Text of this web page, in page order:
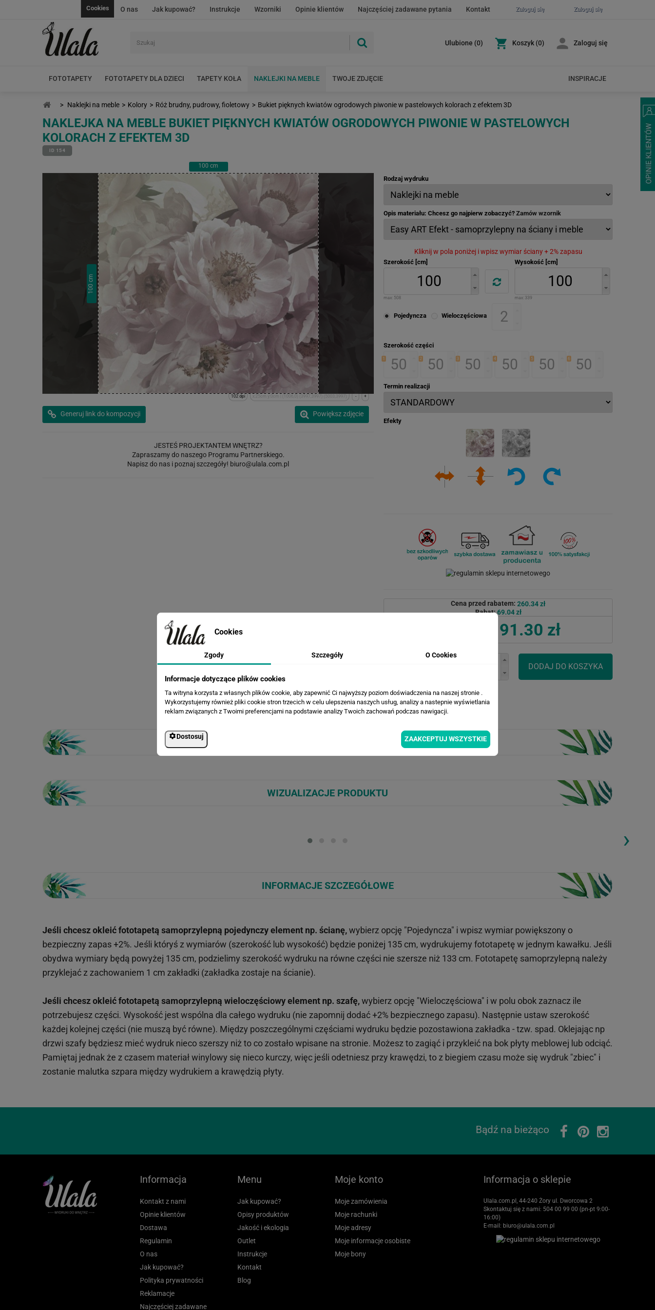
Zaloguj się
Zaloguj się
O nas Jak kupować? Instrukcje Wzorniki Opinie klientów Najczęściej zadawane pytania Kontakt
Cookies
Ulubione (0) Koszyk (0) Zaloguj się
FOTOTAPETY FOTOTAPETY DLA DZIECI TAPETY KOŁA NAKLEJKI NA MEBLE TWOJE ZDJĘCIE INSPIRACJE
> Naklejki na meble > Kolory > Róż brudny, pudrowy, fioletowy > Bukiet pięknych kwiatów ogrodowych piwonie w pastelowych kolorach z efektem 3D
NAKLEJKA NA MEBLE BUKIET PIĘKNYCH KWIATÓW OGRODOWYCH PIWONIE W PASTELOWYCH
KOLORACH Z EFEKTEM 3D
ID 154
100 cm
100
cm
+
-
x:25cm y:0cm | (1006,0) (3997,3997) (5003,3997)
102 dpi
Powiększ zdjęcie
Generuj link do kompozycji
JESTEŚ PROJEKTANTEM WNĘTRZ?
Zapraszamy do naszego Programu Partnerskiego.
Napisz do nas i poznaj szczegóły! biuro@ulala.com.pl
Rodzaj wydruku
Opis materiału: Chcesz go najpierw zobaczyć? Zamów wzornik
Kliknij w pola poniżej i wpisz wymiar ściany + 2% zapasu
Szerokość [cm]
max: 508
Wysokość [cm]
max: 339
Pojedyncza Wieloczęściowa
Szerokość części
1 2 3 4 5 6
Termin realizacji
Efekty
Cena przed rabatem: 260.34 zł
Rabat:69.04 zł
191.30 zł
WIZUALIZACJE PRODUKTU
Loading...
›
INFORMACJE SZCZEGÓŁOWE
Jeśli chcesz okleić fototapetą samoprzylepną pojedynczy element np. ścianę,wybierz opcję "Pojedyncza" i wpisz wymiar powiększony o
bezpieczny zapas +2%. Jeśli któryś z wymiarów (szerokość lub wysokość) będzie poniżej 135 cm, wydrukujemy fototapetę w jednym kawałku. Jeśli
obydwa wymiary będą powyżej 135 cm, podzielimy szerokość wydruku na równe części nie szersze niż 133 cm. Fototapetę samoprzylepną należy
przyklejać z zachowaniem 1 cm zakładki (zakładka zostaje na ścianie).
Jeśli chcesz okleić fototapetą samoprzylepną wieloczęściowy element np. szafę,wybierz opcję "Wieloczęściowa" i w polu obok zaznacz ile
potrzebujesz części. Wysokość jest wspólna dla całego wydruku (nie zapomnij dodać +2% bezpiecznego zapasu). Następnie ustaw szerokość
każdej kolejnej części (nie muszą być równe). Między poszczególnymi częściami wydruku będzie pozostawiona zakładka - tzw. spad. Oklejając np
drzwi szafy będziesz mieć wydruk nieco szerszy niż to co zostało wpisane na stronie. Możesz to zagiąć i przykleić na bok płyty meblowej lub odciąć.
Pamiętaj jednak że z czasem materiał winylowy się nieco kurczy, więc jeśli odetniesz przy krawędzi, to z biegiem czasu może się wydruk "zbiec" i
zostanie malutka szpara między wydrukiem a krawędzią płyty.
Bądź na bieżąco
Informacja
Kontakt z nami
Opinie klientów
Dostawa
Regulamin
O nas
Jak kupować?
Polityka prywatności
Reklamacje
Najczęściej zadawane
Menu
Jak kupować?
Opisy produktów
Jakość i ekologia
Outlet
Instrukcje
Kontakt
Blog
Moje konto
Moje zamówienia
Moje rachunki
Moje adresy
Moje informacje osobiste
Moje bony
Informacja o sklepie
Ulala.com.pl, 44-240 Żory ul. Dworcowa 2
Skontaktuj się z nami: 504 00 99 00 (pn-pt 9:00-
16:00)
E-mail: biuro@ulala.com.pl
Cookies
Zgody Szczegóły O Cookies
Informacje dotyczące plików cookies
Ta witryna korzysta z własnych plików cookie, aby zapewnić Ci najwyższy poziom doświadczenia na naszej stronie .
Wykorzystujemy również pliki cookie stron trzecich w celu ulepszenia naszych usług, analizy a nastepnie wyświetlania
reklam związanych z Twoimi preferencjami na podstawie analizy Twoich zachowań podczas nawigacji.
Dostosuj ZAAKCEPTUJ WSZYSTKIE